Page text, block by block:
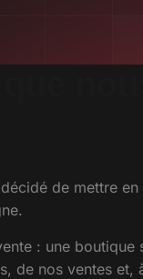
de mettre
: une
de nos ventes